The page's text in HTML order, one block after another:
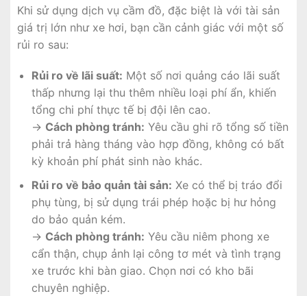
Khi sử dụng dịch vụ cầm đồ, đặc biệt là với tài sản
giá trị lớn như xe hơi, bạn cần cảnh giác với một số
rủi ro sau:
Rủi ro về lãi suất: Một số nơi quảng cáo lãi suất
thấp nhưng lại thu thêm nhiều loại phí ẩn, khiến
tổng chi phí thực tế bị đội lên cao.
→ Cách phòng tránh: Yêu cầu ghi rõ tổng số tiền
phải trả hàng tháng vào hợp đồng, không có bất
kỳ khoản phí phát sinh nào khác.
Rủi ro về bảo quản tài sản: Xe có thể bị tráo đổi
phụ tùng, bị sử dụng trái phép hoặc bị hư hỏng
do bảo quản kém.
→ Cách phòng tránh: Yêu cầu niêm phong xe
cẩn thận, chụp ảnh lại công tơ mét và tình trạng
xe trước khi bàn giao. Chọn nơi có kho bãi
chuyên nghiệp.